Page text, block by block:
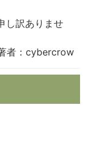
し訳ありませ
者：cybercrow